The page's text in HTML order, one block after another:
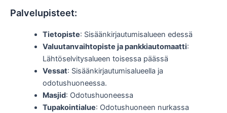
Palvelupisteet:
Tietopiste: Sisäänkirjautumisalueen edessä
Valuutanvaihtopiste ja pankkiautomaatti:
Lähtöselvitysalueen toisessa päässä
Vessat: Sisäänkirjautumisalueella ja
odotushuoneessa.
Masjid: Odotushuoneessa
Tupakointialue: Odotushuoneen nurkassa